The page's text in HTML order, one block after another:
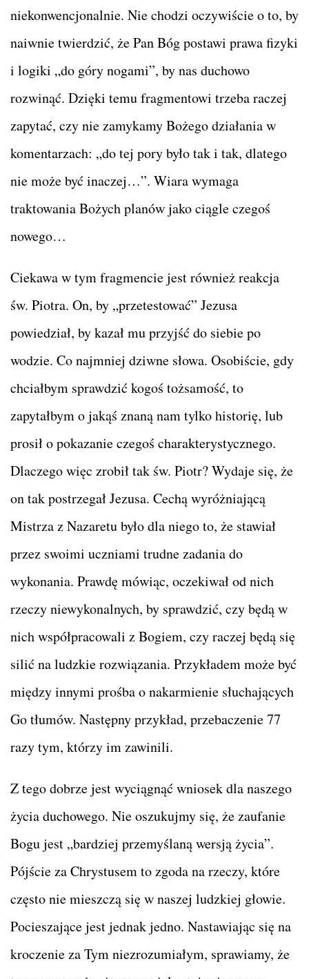
niekonwencjonalnie. Nie chodzi oczywiście o to, by
naiwnie twierdzić, że Pan Bóg postawi prawa fizyki
i logiki „do góry nogami”, by nas duchowo
rozwinąć. Dzięki temu fragmentowi trzeba raczej
zapytać, czy nie zamykamy Bożego działania w
komentarzach: „do tej pory było tak i tak, dlatego
nie może być inaczej…”. Wiara wymaga
traktowania Bożych planów jako ciągle czegoś
nowego…
Ciekawa w tym fragmencie jest również reakcja
św. Piotra. On, by „przetestować” Jezusa
powiedział, by kazał mu przyjść do siebie po
wodzie. Co najmniej dziwne słowa. Osobiście, gdy
chciałbym sprawdzić kogoś tożsamość, to
zapytałbym o jakąś znaną nam tylko historię, lub
prosił o pokazanie czegoś charakterystycznego.
Dlaczego więc zrobił tak św. Piotr? Wydaje się, że
on tak postrzegał Jezusa. Cechą wyróżniającą
Mistrza z Nazaretu było dla niego to, że stawiał
przez swoimi uczniami trudne zadania do
wykonania. Prawdę mówiąc, oczekiwał od nich
rzeczy niewykonalnych, by sprawdzić, czy będą w
nich współpracowali z Bogiem, czy raczej będą się
silić na ludzkie rozwiązania. Przykładem może być
między innymi prośba o nakarmienie słuchających
Go tłumów. Następny przykład, przebaczenie 77
razy tym, którzy im zawinili.
Z tego dobrze jest wyciągnąć wniosek dla naszego
życia duchowego. Nie oszukujmy się, że zaufanie
Bogu jest „bardziej przemyślaną wersją życia”.
Pójście za Chrystusem to zgoda na rzeczy, które
często nie mieszczą się w naszej ludzkiej głowie.
Pocieszające jest jednak jedno. Nastawiając się na
kroczenie za Tym niezrozumiałym, sprawiamy, że